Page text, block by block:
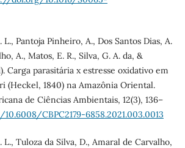
Pantoja Pinheiro, A., Dos Santos Dias, A.
A., Matos, E. R., Silva, G. A. da, &
Carga parasitária x estresse oxidativo em
(Heckel, 1840) na Amazônia Oriental.
de Ciências Ambientais, 12(3), 136–
CBPC2179-6858.2021.003.0013
L., Tuloza da Silva, D., Amaral de Carvalho,